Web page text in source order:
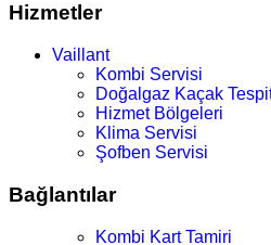
Hizmetler
Vaillant
Kombi Servisi
Doğalgaz Kaçak
Hizmet Bölgeleri
Klima Servisi
Şofben Servisi
Bağlantılar
Kombi Kart Tamiri